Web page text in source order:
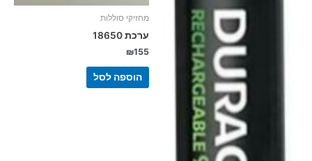
מחזיקי סוללות
ערכת 18650
₪155
הוספה לסל